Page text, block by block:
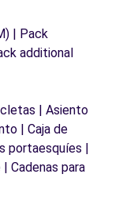
| Pack
additional
| Asiento
| Caja de
portaesquíes |
Cadenas para